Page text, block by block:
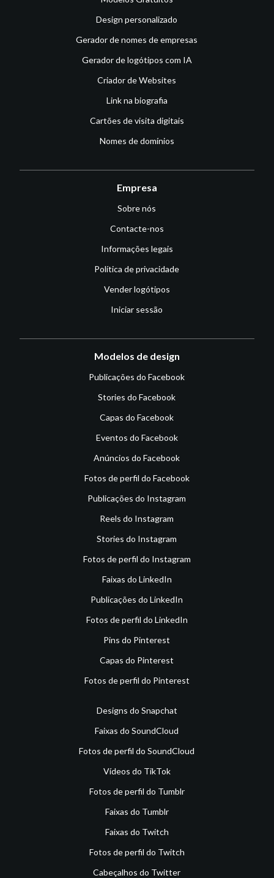
Design personalizado
Gerador de nomes de empresas
Gerador de logótipos com IA
Criador de Websites
Link na biografia
Cartões de visita digitais
Nomes de domínios
Empresa
Sobre nós
Contacte-nos
Informações legais
Política de privacidade
Vender logótipos
Iniciar sessão
Modelos de design
Publicações do Facebook
Stories do Facebook
Capas do Facebook
Eventos do Facebook
Anúncios do Facebook
Fotos de perfil do Facebook
Publicações do Instagram
Reels do Instagram
Stories do Instagram
Fotos de perfil do Instagram
Faixas do LinkedIn
Publicações do LinkedIn
Fotos de perfil do LinkedIn
Pins do Pinterest
Capas do Pinterest
Fotos de perfil do Pinterest
Designs do Snapchat
Faixas do SoundCloud
Fotos de perfil do SoundCloud
Vídeos do TikTok
Fotos de perfil do Tumblr
Faixas do Tumblr
Faixas do Twitch
Fotos de perfil do Twitch
Cabeçalhos do Twitter